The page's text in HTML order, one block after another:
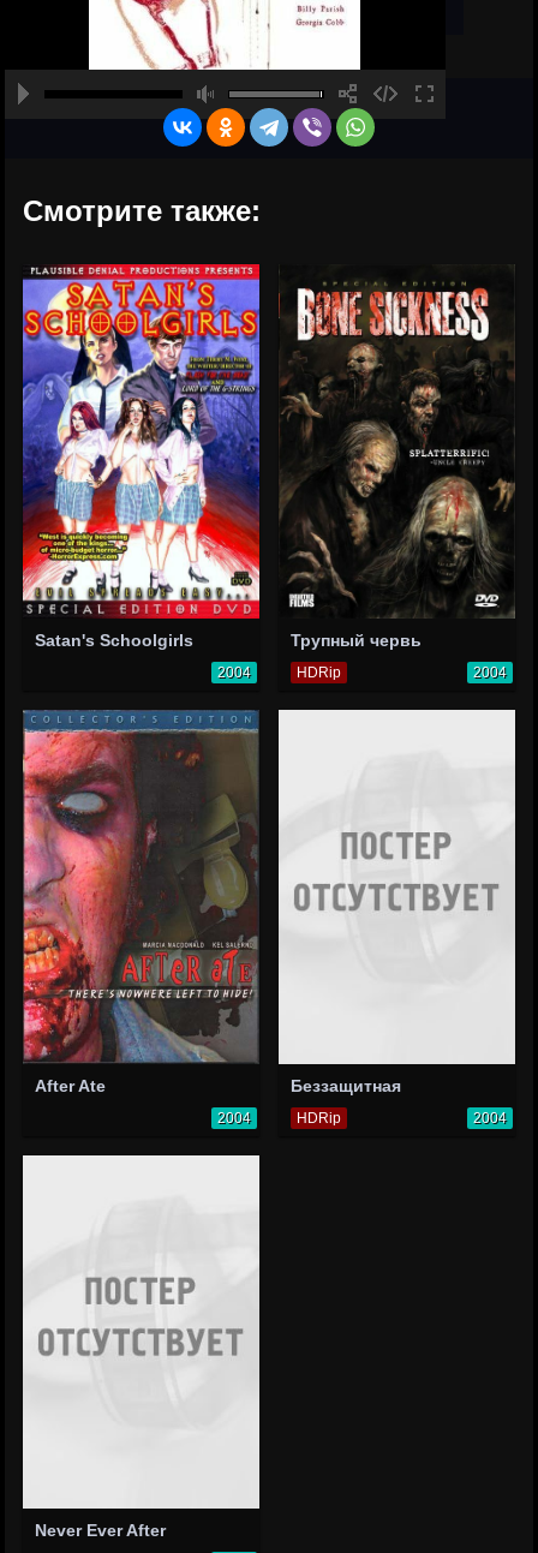
Смотрите также:
Satan's Schoolgirls
2004
Трупный червь
HDRip 2004
After Ate
2004
Беззащитная
HDRip 2004
Never Ever After